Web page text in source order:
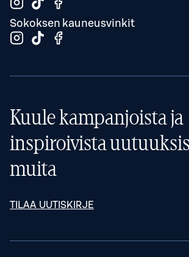
Sokoksen kauneusvinkit
Kuule kampanjoista ja
inspiroivista
muita
TILAA UUTISKIRJE